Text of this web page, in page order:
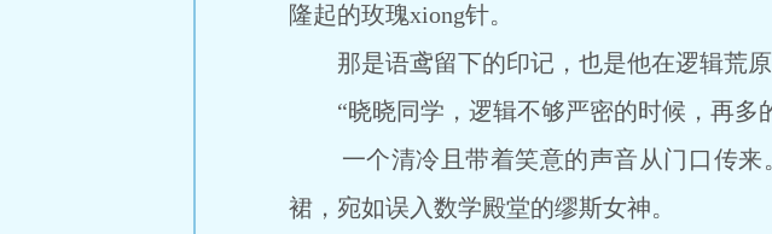
隆起的玫瑰xiong针。
那是语鸢留下的印记，也是他在逻辑荒原
“晓晓同学，逻辑不够严密的时候，再多
一个清冷且带着笑意的声音从门口传来
裙，宛如误入数学殿堂的缪斯女神。